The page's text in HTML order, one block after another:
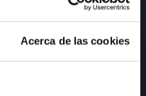
Acerca de las cookies